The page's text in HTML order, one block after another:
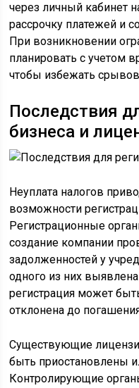
через личный кабинет
рассрочку платежей и
При возникновении
планировать с учетом
чтобы избежать
Последствия
бизнеса и
Неуплата налогов
возможности
Регистрационные
создание компании
задолженностей у
одного из них
регистрация может
отклонена до
Существующие
быть приостановлены
Контролирующие